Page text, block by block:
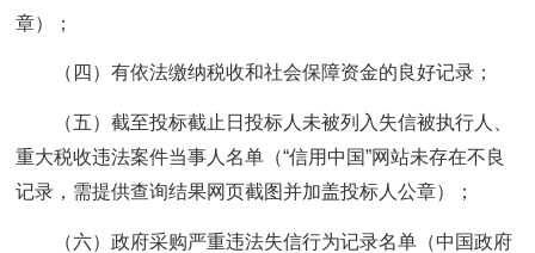
章）；
（四）有依法缴纳税收和社会保障资金的良好记录；
（五）截至投标截止日投标人未被列入失信被执行人、
重大税收违法案件当事人名单（“信用中国”网站未存在不良
记录，需提供查询结果网页截图并加盖投标人公章）；
（六）政府采购严重违法失信行为记录名单（中国政府